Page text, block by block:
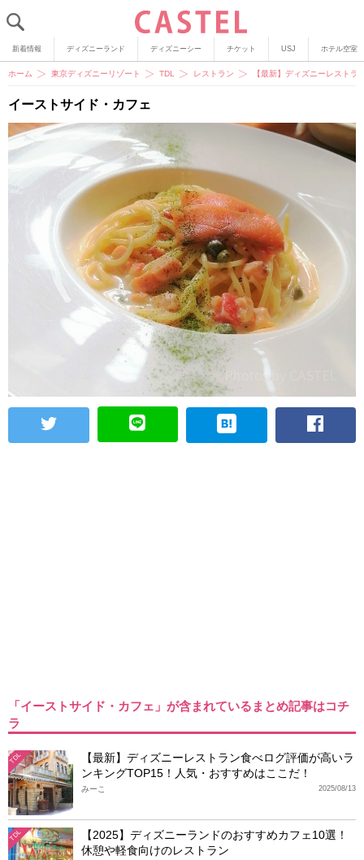
新着情報 ディズニーランド ディズニーシー チケット USJ ホテル空室
ホーム 東京ディズニーリゾート TDL レストラン 【最新】ディズニーレスト
イーストサイド・カフェ
「イーストサイド・カフェ」が含まれているまとめ記事はコチ
ラ
TDL
【最新】ディズニーレストラン食べログ評価が高いラ
ンキングTOP15！人気・おすすめはここだ！
2025/08/13
みーこ
TDL
【2025】ディズニーランドのおすすめカフェ10選！
休憩や軽食向けのレストラン